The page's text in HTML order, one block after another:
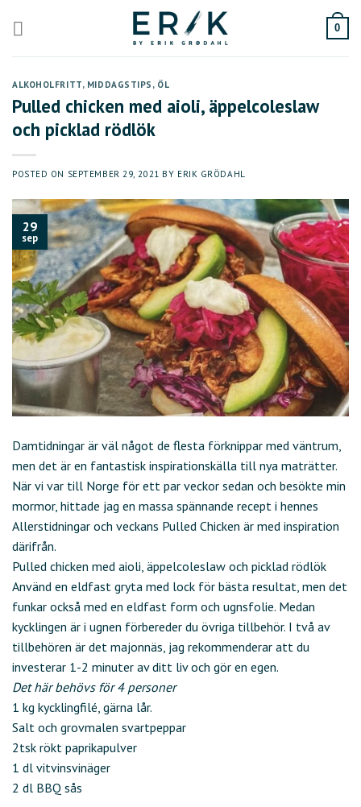
0
ALKOHOLFRITT, MIDDAGSTIPS , ÖL
Pulled chicken med aioli, äppelcoleslaw
och picklad rödlök
POSTED ON SEPTEMBER 29, 2021 BY ERIK GRÖDAHL
29
sep
Damtidningar är väl något de flesta förknippar med väntrum,
men det är en fantastisk inspirationskälla till nya maträtter.
När vi var till Norge för ett par veckor sedan och besökte min
mormor, hittade jag en massa spännande recept i hennes
Allerstidningar och veckans Pulled Chicken är med inspiration
därifrån.
Pulled chicken med aioli, äppelcoleslaw och picklad rödlök
Använd en eldfast gryta med lock för bästa resultat, men det
funkar också med en eldfast form och ugnsfolie. Medan
kycklingen är i ugnen förbereder du övriga tillbehör. I två av
tillbehören är det majonnäs, jag rekommenderar att du
investerar 1-2 minuter av ditt liv och gör en egen.
Det här behövs för 4 personer
1 kg kycklingfilé, gärna lår.
Salt och grovmalen svartpeppar
2tsk rökt paprikapulver
1 dl vitvinsvinäger
2 dl BBQ sås